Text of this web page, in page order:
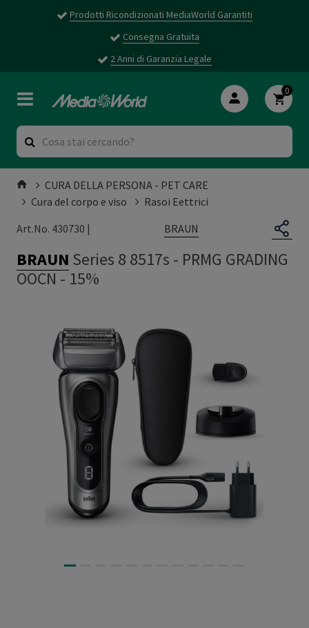
Prodotti Ricondizionati MediaWorld Garantiti
Consegna Gratuita
2 Anni di Garanzia Legale
0
CURA DELLA PERSONA - PET CARE
Cura del corpo e viso
Rasoi Eettrici
Art.No. 430730 |
BRAUN
BRAUN Series 8 8517s - PRMG GRADING
OOCN - 15%